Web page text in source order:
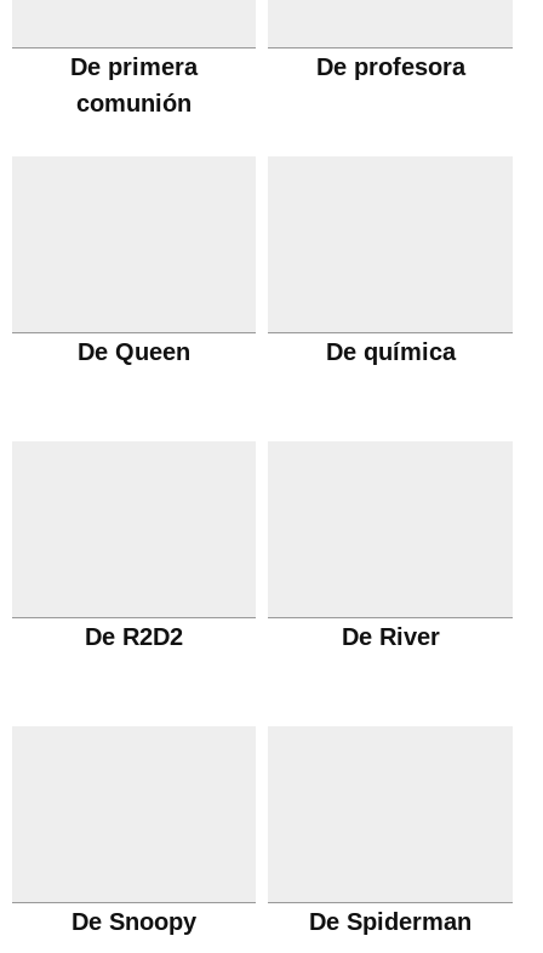
De primera
comunión
De profesora
De Queen De química
De R2D2 De River
De Snoopy De Spiderman